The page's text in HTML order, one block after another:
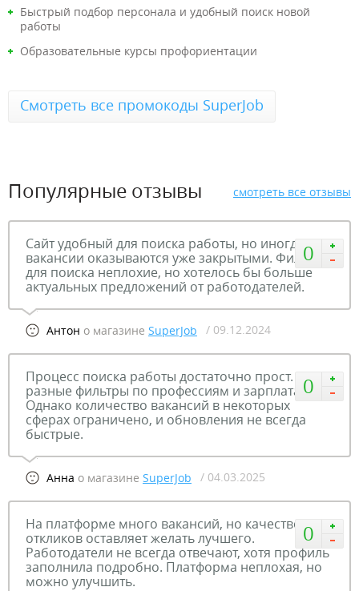
Быстрый подбор персонала и удобный поиск новой
работы
Образовательные курсы профориентации
Смотреть все промокоды SuperJob
Популярные отзывы смотреть все отзывы
0
Сайт удобный для поиска работы, но иногда
вакансии оказываются уже закрытыми. Фильтры
для поиска неплохие, но хотелось бы больше
актуальных предложений от работодателей.
Антон о магазине SuperJob / 09.12.2024
0
Процесс поиска работы достаточно прост. Есть
разные фильтры по профессиям и зарплатам.
Однако количество вакансий в некоторых
сферах ограничено, и обновления не всегда
быстрые.
Анна о магазине SuperJob / 04.03.2025
0
На платформе много вакансий, но качество
откликов оставляет желать лучшего.
Работодатели не всегда отвечают, хотя профиль
заполнила подробно. Платформа неплохая, но
можно улучшить.